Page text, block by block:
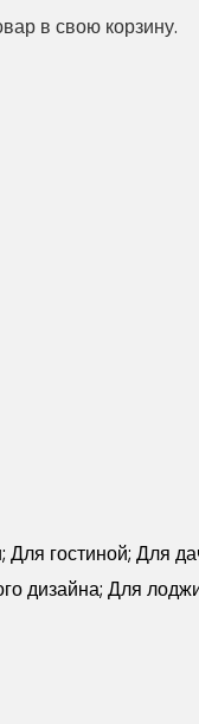
в свою корзину.
гостиной; Для
дизайна; Для